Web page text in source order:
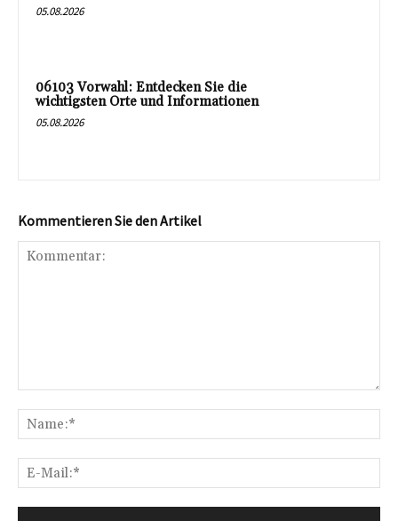
05.08.2026
06103 Vorwahl: Entdecken Sie die
wichtigsten Orte und Informationen
05.08.2026
Kommentieren Sie den Artikel